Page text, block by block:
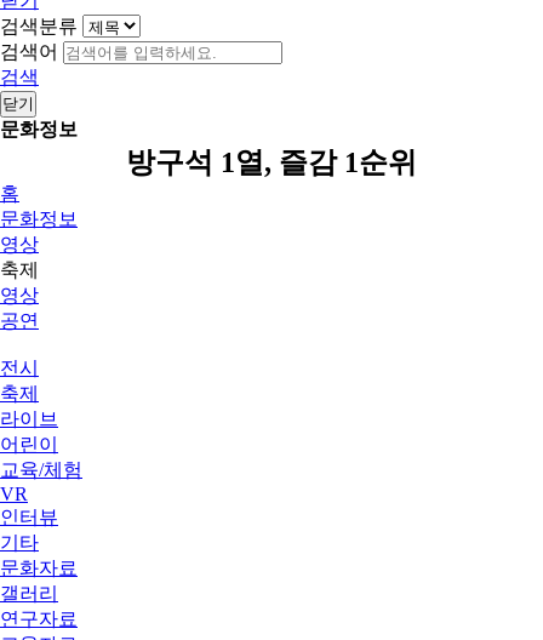
검색분류
검색어
검색
닫기
문화정보
방구석 1열, 즐감 1순위
홈
문화정보
영상
축제
영상
공연
전시
축제
라이브
어린이
교육/체험
VR
인터뷰
기타
문화자료
갤러리
연구자료